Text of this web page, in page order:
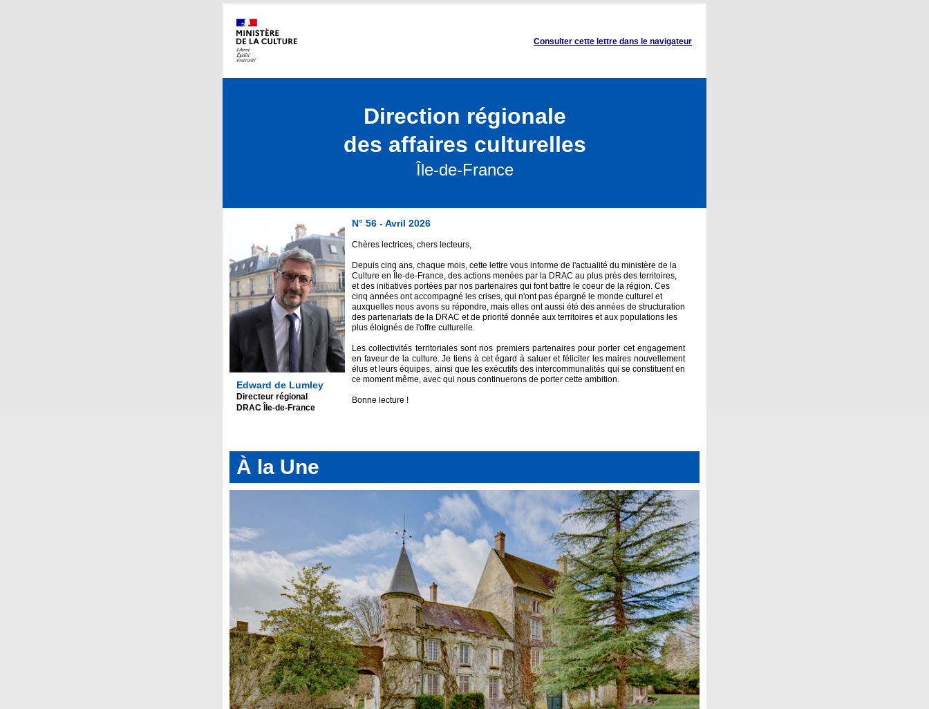
Consulter cette lettre dans le navigateur
Direction régionale
des affaires culturelles
Île-de-France
Edward de Lumley
Directeur régional
DRAC Île-de-France
N° 56 - Avril 2026
Chères lectrices, chers lecteurs,
Depuis cinq ans, chaque mois, cette lettre vous informe de l'actualité du ministère de la
Culture en Île-de-France, des actions menées par la DRAC au plus près des territoires,
et des initiatives portées par nos partenaires qui font battre le coeur de la région. Ces
cinq années ont accompagné les crises, qui n'ont pas épargné le monde culturel et
auxquelles nous avons su répondre, mais elles ont aussi été des années de structuration
des partenariats de la DRAC et de priorité donnée aux territoires et aux populations les
plus éloignés de l'offre culturelle.
Les collectivités territoriales sont nos premiers partenaires pour porter cet engagement
en faveur de la culture. Je tiens à cet égard à saluer et féliciter les maires nouvellement
élus et leurs équipes, ainsi que les exécutifs des intercommunalités qui se constituent en
ce moment même, avec qui nous continuerons de porter cette ambition.
Bonne lecture !
À la Une